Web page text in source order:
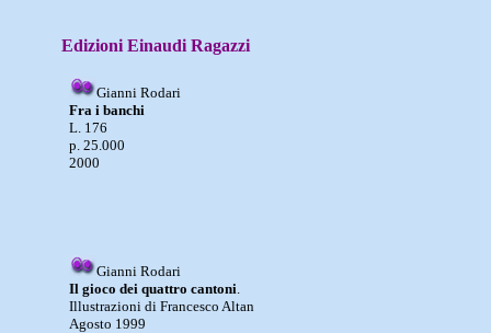
Edizioni Einaudi Ragazzi
Gianni Rodari
Fra i banchi
L. 176
p. 25.000
2000
Gianni Rodari
Il gioco dei quattro cantoni.
Illustrazioni di Francesco Altan
Agosto 1999